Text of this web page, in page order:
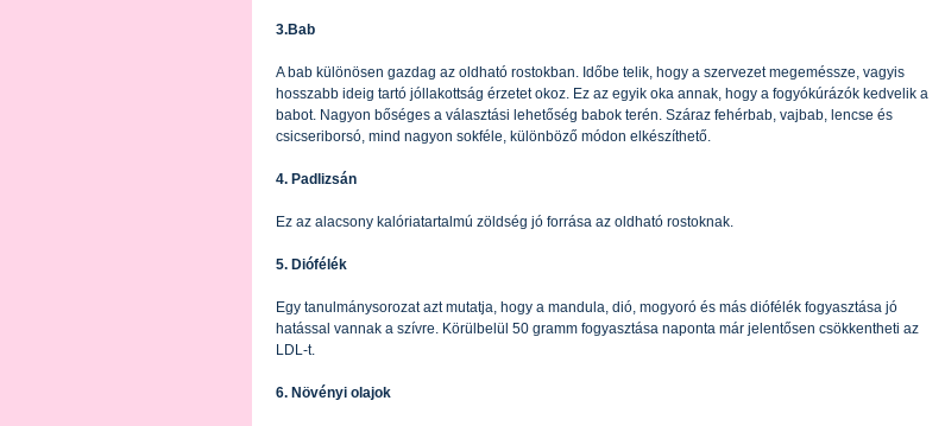
3.Bab
A bab különösen gazdag az oldható rostokban. Időbe telik, hogy a szervezet megeméssze, vagyis
hosszabb ideig tartó jóllakottság érzetet okoz. Ez az egyik oka annak, hogy a fogyókúrázók kedvelik a
babot. Nagyon bőséges a választási lehetőség babok terén. Száraz fehérbab, vajbab, lencse és
csicseriborsó, mind nagyon sokféle, különböző módon elkészíthető.
4. Padlizsán
Ez az alacsony kalóriatartalmú zöldség jó forrása az oldható rostoknak.
5. Diófélék
Egy tanulmánysorozat azt mutatja, hogy a mandula, dió, mogyoró és más diófélék fogyasztása jó
hatással vannak a szívre. Körülbelül 50 gramm fogyasztása naponta már jelentősen csökkentheti az
LDL-t.
6. Növényi olajok